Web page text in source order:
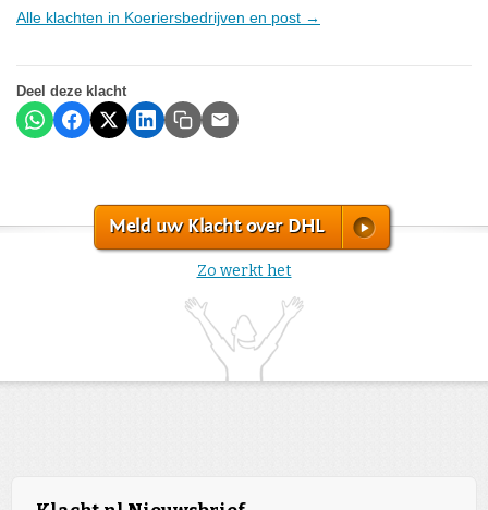
Alle klachten in Koeriersbedrijven en post →
Deel deze klacht
Meld uw Klacht over DHL
Zo werkt het